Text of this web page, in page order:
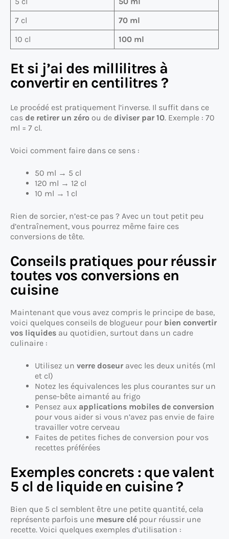
7 cl
70 ml
10 cl
100 ml
Et si j’ai des millilitres à
convertir en centilitres ?
Le procédé est pratiquement l’inverse. Il suffit dans ce
cas de retirer un zéro ou de diviser par 10. Exemple : 70
ml = 7 cl.
Voici comment faire dans ce sens :
50 ml → 5 cl
120 ml → 12 cl
10 ml → 1 cl
Rien de sorcier, n’est-ce pas ? Avec un tout petit peu
d’entraînement, vous pourrez même faire ces
conversions de tête.
Conseils pratiques pour réussir
toutes vos conversions en
cuisine
Maintenant que vous avez compris le principe de base,
voici quelques conseils de blogueur pour bien convertir
vos liquides au quotidien, surtout dans un cadre
culinaire :
Utilisez un verre doseur avec les deux unités (ml
et cl)
Notez les équivalences les plus courantes sur un
pense-bête aimanté au frigo
Pensez aux applications mobiles de conversion
pour vous aider si vous n’avez pas envie de faire
travailler votre cerveau
Faites de petites fiches de conversion pour vos
recettes préférées
Exemples concrets : que valent
5 cl de liquide en cuisine ?
Bien que 5 cl semblent être une petite quantité, cela
représente parfois une mesure clé pour réussir une
recette. Voici quelques exemples d’utilisation :